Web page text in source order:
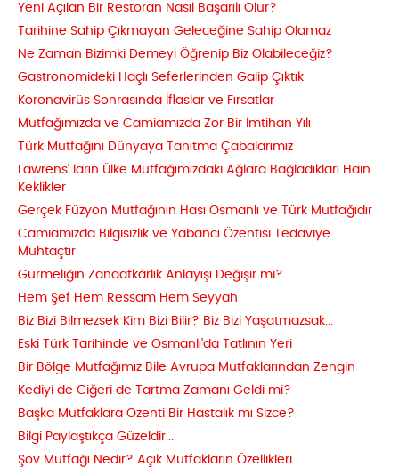
Yeni Açılan Bir Restoran Nasıl Başarılı Olur?
Tarihine Sahip Çıkmayan Geleceğine Sahip Olamaz
Ne Zaman Bizimki Demeyi Öğrenip Biz Olabileceğiz?
Gastronomideki Haçlı Seferlerinden Galip Çıktık
Koronavirüs Sonrasında İflaslar ve Fırsatlar
Mutfağımızda ve Camiamızda Zor Bir İmtihan Yılı
Türk Mutfağını Dünyaya Tanıtma Çabalarımız
Lawrens’ ların Ülke Mutfağımızdaki Ağlara Bağladıkları Hain
Keklikler
Gerçek Füzyon Mutfağının Hası Osmanlı ve Türk Mutfağıdır
Camiamızda Bilgisizlik ve Yabancı Özentisi Tedaviye
Muhtaçtır
Gurmeliğin Zanaatkârlık Anlayışı Değişir mi?
Hem Şef Hem Ressam Hem Seyyah
Biz Bizi Bilmezsek Kim Bizi Bilir? Biz Bizi Yaşatmazsak...
Eski Türk Tarihinde ve Osmanlı'da Tatlının Yeri
Bir Bölge Mutfağımız Bile Avrupa Mutfaklarından Zengin
Kediyi de Ciğeri de Tartma Zamanı Geldi mi?
Başka Mutfaklara Özenti Bir Hastalık mı Sizce?
Bilgi Paylaştıkça Güzeldir...
Şov Mutfağı Nedir? Açık Mutfakların Özellikleri